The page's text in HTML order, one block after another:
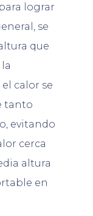
lograr
se
que
calor se
tanto
evitando
cerca
altura
en